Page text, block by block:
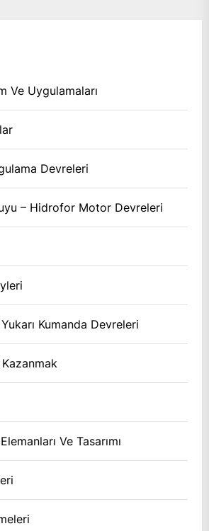
Ve Uygulamaları
Devreleri
– Hidrofor Motor Devreleri
Kumanda Devreleri
Ve Tasarımı